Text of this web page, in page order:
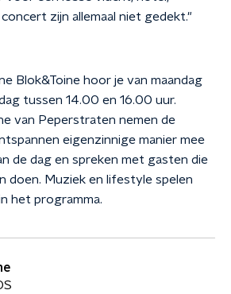
zijn allemaal niet gedekt."
Blok&Toine hoor je van maandag
tussen 14.00 en 16.00 uur.
van Peperstraten nemen de
eigenzinnige manier mee
de dag en spreken met gasten die
doen. Muziek en lifestyle spelen
het programma.